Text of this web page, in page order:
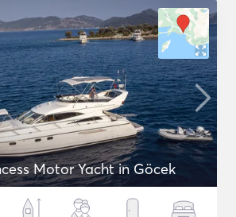
Motor Yacht in Göcek